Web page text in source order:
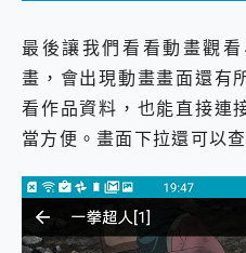
最後讓我們看看動畫觀
畫，會出現動畫畫面還有
看作品資料，也能直接連
當方便。畫面下拉還可以